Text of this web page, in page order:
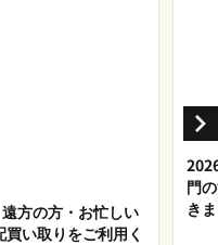
方の方・お忙しい
い取りをご利用く
門
き